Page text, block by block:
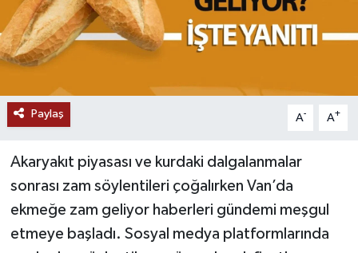
Paylaş A- A+
Akaryakıt piyasası ve kurdaki dalgalanmalar
sonrası zam söylentileri çoğalırken Van’da
ekmeğe zam geliyor haberleri gündemi meşgul
etmeye başladı. Sosyal medya platformlarında